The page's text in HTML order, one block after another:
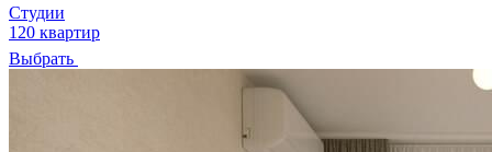
Студии
120 квартир
Выбрать